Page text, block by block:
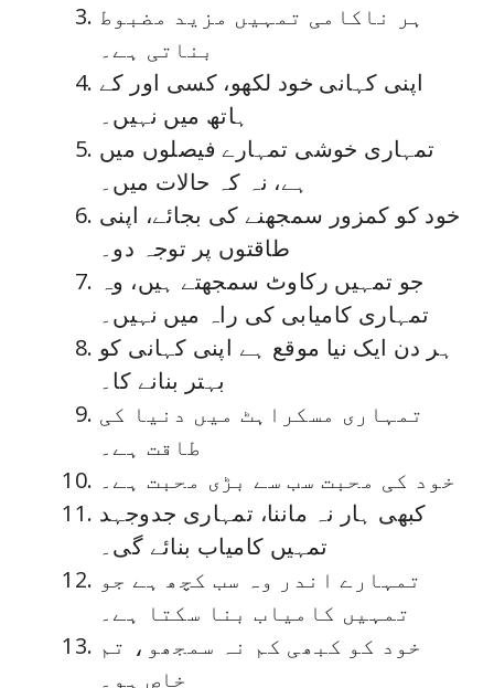
ہر ناکامی تمہیں مزید مضبوط
بناتی ہے۔
اپنی کہانی خود لکھو، کسی اور کے
ہاتھ میں نہیں۔
تمہاری خوشی تمہارے فیصلوں میں
ہے، نہ کہ حالات میں۔
خود کو کمزور سمجھنے کی بجائے، اپنی
طاقتوں پر توجہ دو۔
جو تمہیں رکاوٹ سمجھتے ہیں، وہ
تمہاری کامیابی کی راہ میں نہیں۔
ہر دن ایک نیا موقع ہے اپنی کہانی کو
بہتر بنانے کا۔
تمہاری مسکراہٹ میں دنیا کی
طاقت ہے۔
خود کی محبت سب سے بڑی محبت ہے۔
کبھی ہار نہ ماننا، تمہاری جدوجہد
تمہیں کامیاب بنائے گی۔
تمہارے اندر وہ سب کچھ ہے جو
تمہیں کامیاب بنا سکتا ہے۔
خود کو کبھی کم نہ سمجھو، تم
خاص ہو۔